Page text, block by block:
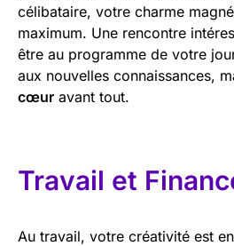
célibataire, votre charme
maximum. Une rencontre
être au programme de votre
aux nouvelles connaissances,
cœur avant tout.
Travail et
Au travail, votre créativité est